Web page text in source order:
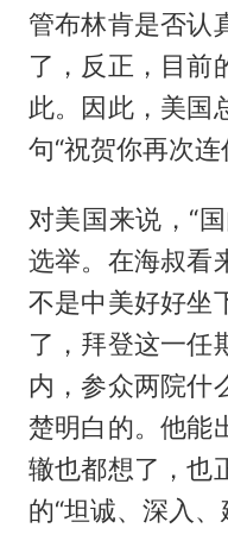
管布林肯是否认
了，反正，目前
此。因此，美国
句“祝贺你再次连
对美国来说，“
选举。在海叔看
不是中美好好坐
了，拜登这一任
内，参众两院什
楚明白的。他能
辙也都想了，也
的“坦诚、深入、